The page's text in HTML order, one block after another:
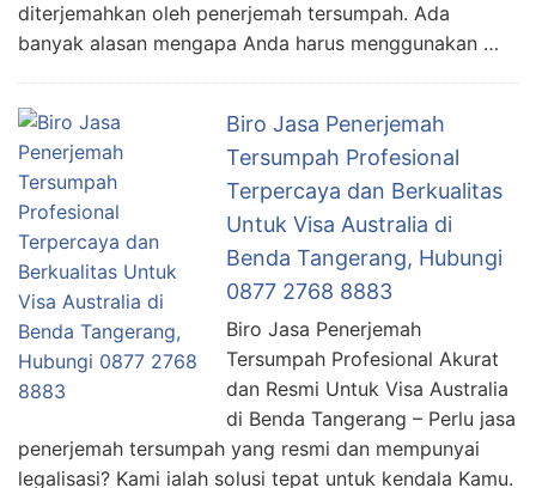
diterjemahkan oleh penerjemah tersumpah. Ada
banyak alasan mengapa Anda harus menggunakan …
Biro Jasa Penerjemah
Tersumpah Profesional
Terpercaya dan Berkualitas
Untuk Visa Australia di
Benda Tangerang, Hubungi
0877 2768 8883
Biro Jasa Penerjemah
Tersumpah Profesional Akurat
dan Resmi Untuk Visa Australia
di Benda Tangerang – Perlu jasa
penerjemah tersumpah yang resmi dan mempunyai
legalisasi? Kami ialah solusi tepat untuk kendala Kamu.